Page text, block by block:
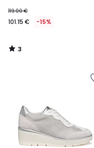
119.00 €
101.15 € -15%
3
/